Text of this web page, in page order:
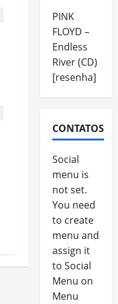
PINK
FLOYD –
Endless
River (CD)
[resenha]
CONTATOS
Social
menu is
not set.
You need
to create
menu and
assign it
to Social
Menu on
Menu